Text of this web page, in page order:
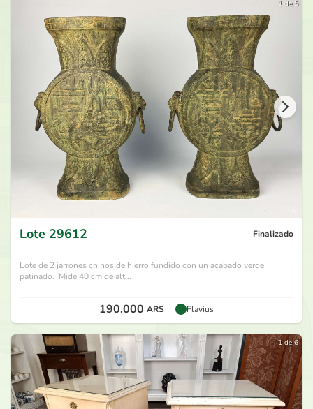
1 de 5
Lote 29612 Finalizado
Lote de 2 jarrones chinos de hierro fundido con un acabado verde
patinado. Mide 40 cm de alt...
190.000 ARS Flavius
1 de 6